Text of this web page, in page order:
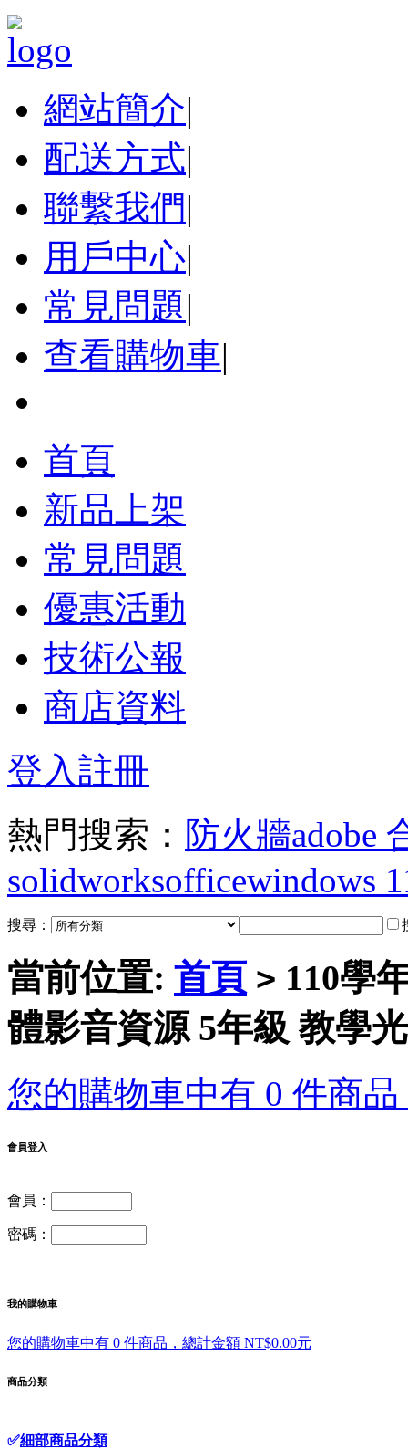
網站簡介|
配送方式|
聯繫我們|
用戶中心|
常見問題|
查看購物車|
首頁
新品上架
常見問題
優惠活動
技術公報
商店資料
登入註冊
熱門搜索： 防火牆adobe
solidworksofficewindows
搜尋：
當前位置: 首頁 > 110學
體影音資源 5年級 教學
您的購物車中有 0 件商
會員登入
會員：
密碼：
我的購物車
您的購物車中有 0 件商品，總計金額 NT$0.00元
商品分類
✅細部商品分類